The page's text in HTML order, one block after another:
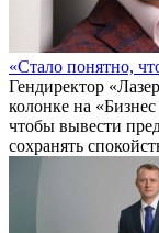
«Стало понятно,
Гендиректор
колонке на
чтобы вывести
сохранять